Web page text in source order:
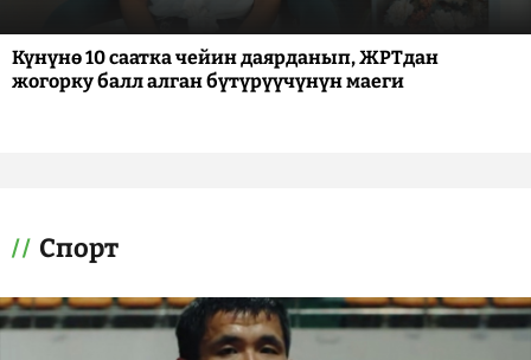
Күнүнө 10 саатка чейин даярданып, ЖРТдан
жогорку балл алган бүтүрүүчүнүн маеги
Спорт